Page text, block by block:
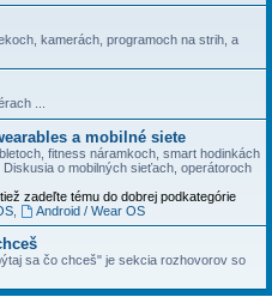
kamerách, programoch na strih, a
...
a mobilné siete
fitness náramkoch, smart hodinkách
o mobilných sieťach, operátoroch
zadeľte tému do dobrej podkategórie
, Android / Wear OS
sa čo chceš" je sekcia rozhovorov so